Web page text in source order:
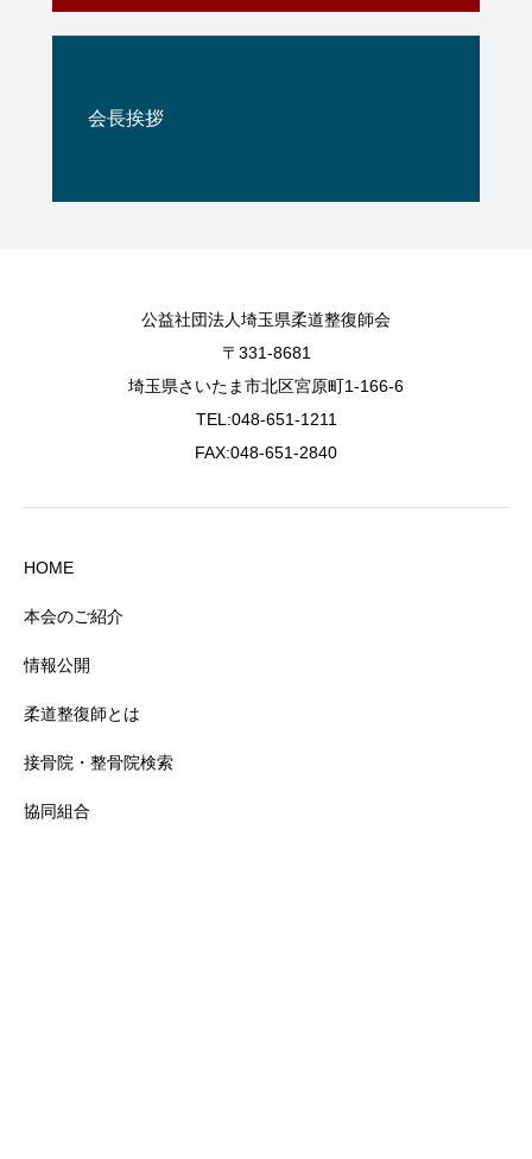
会長挨拶
公益社団法人埼玉県柔道整復師会
〒331-8681
埼玉県さいたま市北区宮原町1-166-6
TEL:048-651-1211
FAX:048-651-2840
HOME
本会のご紹介
情報公開
柔道整復師とは
接骨院・整骨院検索
協同組合